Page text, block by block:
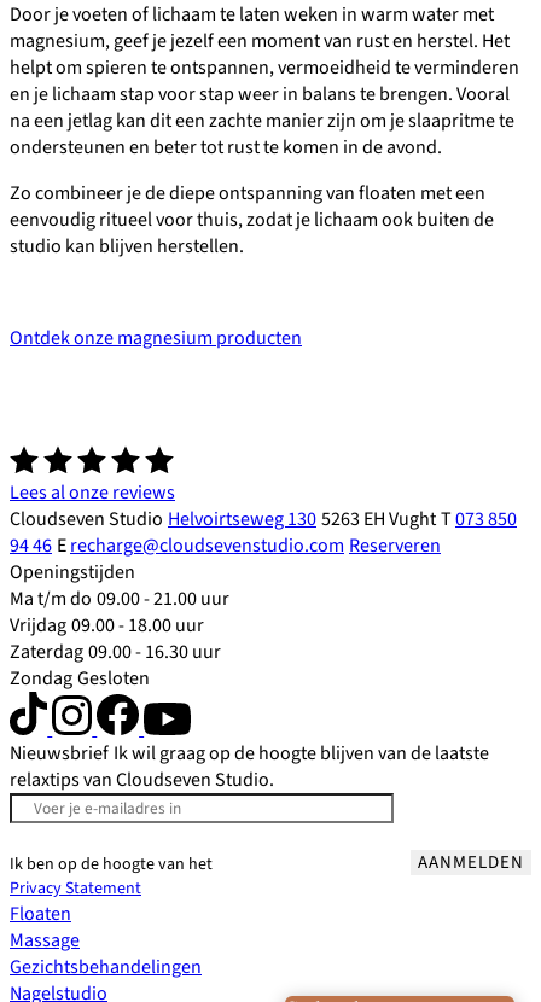
Door je voeten of lichaam te laten weken in warm water met
magnesium, geef je jezelf een moment van rust en herstel. Het
helpt om spieren te ontspannen, vermoeidheid te verminderen
en je lichaam stap voor stap weer in balans te brengen. Vooral
na een jetlag kan dit een zachte manier zijn om je slaapritme te
ondersteunen en beter tot rust te komen in de avond.
Zo combineer je de diepe ontspanning van floaten met een
eenvoudig ritueel voor thuis, zodat je lichaam ook buiten de
studio kan blijven herstellen.
Ontdek onze magnesium producten
Lees al onze reviews
Cloudseven Studio Helvoirtseweg 1305263 EH VughtT073 850
94 46 Erecharge@cloudsevenstudio.com Reserveren
Openingstijden
Ma t/m do 09.00 - 21.00 uur
Vrijdag09.00 - 18.00 uur
Zaterdag09.00 - 16.30 uur
ZondagGesloten
Nieuwsbrief Ik wil graag op de hoogte blijven van de laatste
relaxtips van Cloudseven Studio.
Ik ben op de hoogte van het
Privacy Statement
AANMELDEN
Floaten
Massage
Gezichtsbehandelingen
Nagelstudio